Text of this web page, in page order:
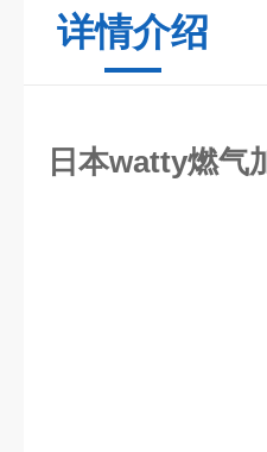
详情介绍
日本watty燃气